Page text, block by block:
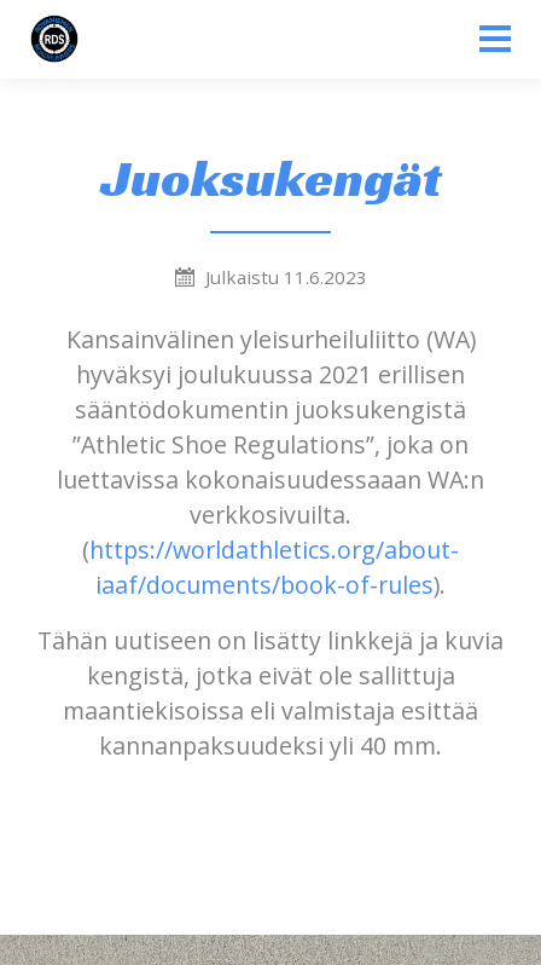
Siirry sisältöön
Juoksukengät
Julkaistu 11.6.2023
Kansainvälinen yleisurheiluliitto (WA)
hyväksyi joulukuussa 2021 erillisen
sääntödokumentin juoksukengistä
”Athletic Shoe Regulations”, joka on
luettavissa kokonaisuudessaaan WA:n
verkkosivuilta.
(https://worldathletics.org/about-
iaaf/documents/book-of-rules).
Tähän uutiseen on lisätty linkkejä ja kuvia
kengistä, jotka eivät ole sallittuja
maantiekisoissa eli valmistaja esittää
kannanpaksuudeksi yli 40 mm.